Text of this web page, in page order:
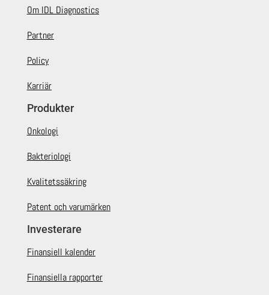
Om IDL Diagnostics
Partner
Policy
Karriär
Produkter
Onkologi
Bakteriologi
Kvalitetssäkring
Patent och varumärken
Investerare
Finansiell kalender
Finansiella rapporter